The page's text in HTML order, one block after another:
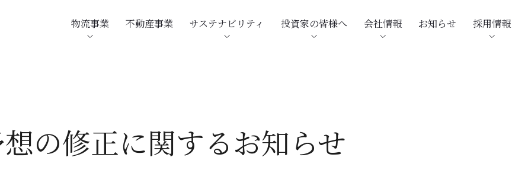
物流事業 不動産事業 サステナビリティ 投資家の皆様へ 会社情報 お知らせ 採用情報
の修正に関するお知らせ